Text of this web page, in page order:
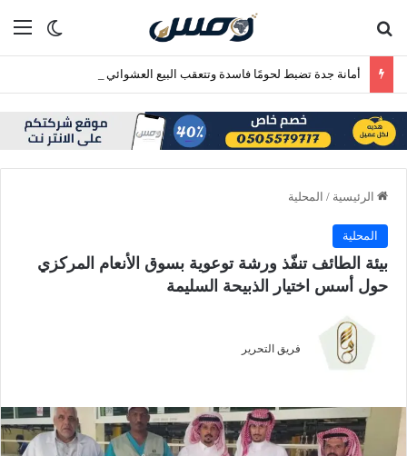
الوضع
أمانة جدة تضبط لحومًا فاسدة وتتعقب البيع العشوائي بنطاق بريمان
الرئيسية / المحلية
المحلية
‏بيئة الطائف تنفّذ ورشة توعوية بسوق الأنعام المركزي
حول أسس اختيار الذبيحة السليمة
فريق التحرير